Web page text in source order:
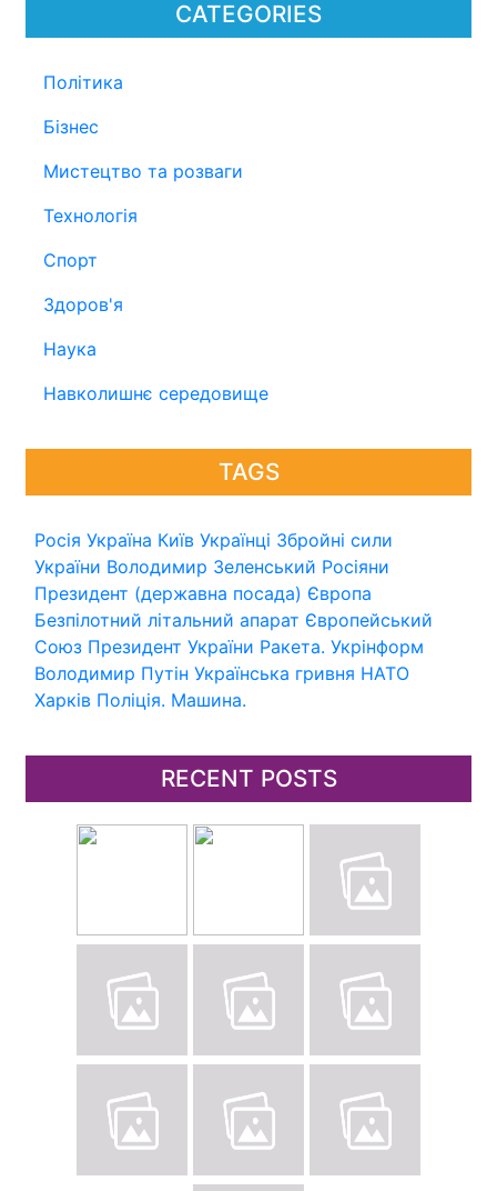
CATEGORIES
Політика
Бізнес
Мистецтво та розваги
Технологія
Спорт
Здоров'я
Наука
Навколишнє середовище
TAGS
Росія Україна Київ Українці Збройні сили
України Володимир Зеленський Росіяни
Президент (державна посада) Європа
Безпілотний літальний апарат Європейський
Союз Президент України Ракета. Укрінформ
Володимир Путін Українська гривня НАТО
Харків Поліція. Машина.
RECENT POSTS